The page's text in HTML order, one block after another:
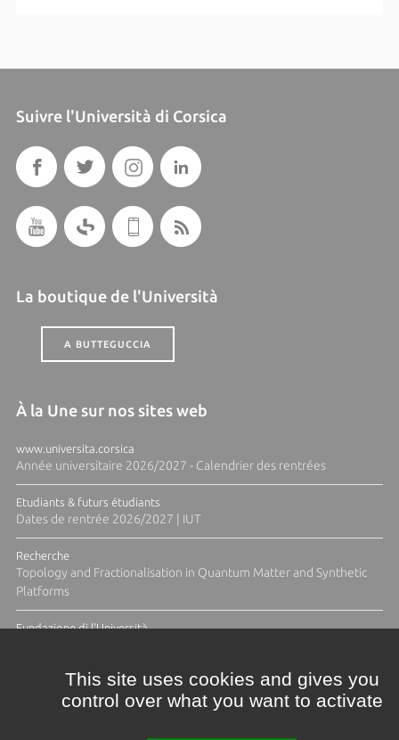
Suivre l'Università di Corsica
La boutique de l'Università
A BUTTEGUCCIA
À la Une sur nos sites web
www.universita.corsica
Année universitaire 2026/2027 - Calendrier des rentrées
Etudiants & futurs étudiants
Dates de rentrée 2026/2027 | IUT
Recherche
Topology and Fractionalisation in Quantum Matter and Synthetic
Platforms
Fundazione di l'Università
This site uses cookies and gives you
control over what you want to activate